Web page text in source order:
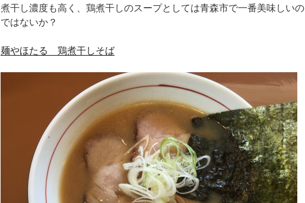
煮干し濃度も高く、鶏煮干しのスープとしては青森市で一番美味しいの
ではないか？
麺やほたる 鶏煮干しそば